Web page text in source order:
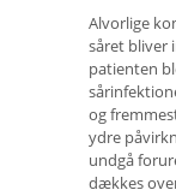
Alvorlige
såret bliver
patienten
og
ydre
undgå
dækkes